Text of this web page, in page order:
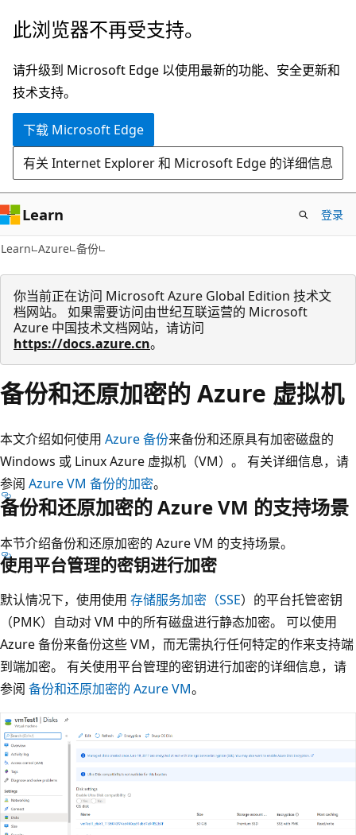
跳
主
要
内
此浏览器不再受支持。
请升级到 Microsoft Edge 以使用最新的功能、安全更新和
技术支持。
下载 Microsoft Edge
有关 Internet Explorer 和 Microsoft Edge 的详细信息
Learn 登录
Learn Azure 备份
你当前正在访问 Microsoft Azure Global Edition 技术文
档网站。 如果需要访问由世纪互联运营的 Microsoft
Azure 中国技术文档网站，请访问
https://docs.azure.cn。
备份和还原加密的 Azure 虚拟机
本文介绍如何使用 Azure 备份来备份和还原具有加密磁盘的
Windows 或 Linux Azure 虚拟机（VM）。 有关详细信息，请
参阅 Azure VM 备份的加密。
备份和还原加密的 Azure VM 的支持场景
本节介绍备份和还原加密的 Azure VM 的支持场景。
使用平台管理的密钥进行加密
默认情况下，使用使用 存储服务加密（SSE）的平台托管密钥
（PMK）自动对 VM 中的所有磁盘进行静态加密。 可以使用
Azure 备份来备份这些 VM，而无需执行任何特定的作来支持端
到端加密。 有关使用平台管理的密钥进行加密的详细信息，请
参阅 备份和还原加密的 Azure VM。